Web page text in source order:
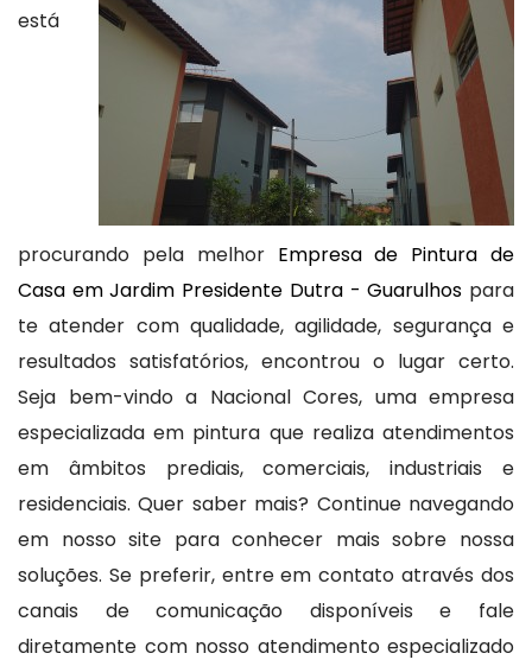
está
procurando pela melhor Empresa de Pintura de
Casa em Jardim Presidente Dutra - Guarulhos para
te atender com qualidade, agilidade, segurança e
resultados satisfatórios, encontrou o lugar certo.
Seja bem-vindo a Nacional Cores, uma empresa
especializada em pintura que realiza atendimentos
em âmbitos prediais, comerciais, industriais e
residenciais. Quer saber mais? Continue navegando
em nosso site para conhecer mais sobre nossa
soluções. Se preferir, entre em contato através dos
canais de comunicação disponíveis e fale
diretamente com nosso atendimento especializado